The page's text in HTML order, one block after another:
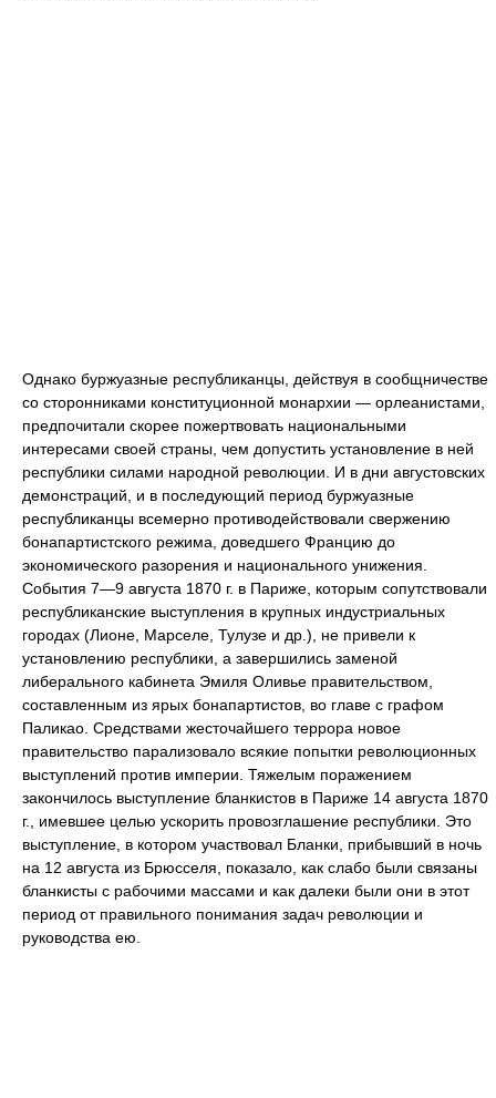
Однако буржуазные республиканцы, действуя в сообщничестве
со сторонниками конституционной монархии — орлеанистами,
предпочитали скорее пожертвовать национальными
интересами своей страны, чем допустить установление в ней
республики силами народной революции. И в дни августовских
демонстраций, и в последующий период буржуазные
республиканцы всемерно противодействовали свержению
бонапартистского режима, доведшего Францию до
экономического разорения и национального унижения.
События 7—9 августа 1870 г. в Париже, которым сопутствовали
республиканские выступления в крупных индустриальных
городах (Лионе, Марселе, Тулузе и др.), не привели к
установлению республики, а завершились заменой
либерального кабинета Эмиля Оливье правительством,
составленным из ярых бонапартистов, во главе с графом
Паликао. Средствами жесточайшего террора новое
правительство парализовало всякие попытки революционных
выступлений против империи. Тяжелым поражением
закончилось выступление бланкистов в Париже 14 августа 1870
г., имевшее целью ускорить провозглашение республики. Это
выступление, в котором участвовал Бланки, прибывший в ночь
на 12 августа из Брюсселя, показало, как слабо были связаны
бланкисты с рабочими массами и как далеки были они в этот
период от правильного понимания задач революции и
руководства ею.